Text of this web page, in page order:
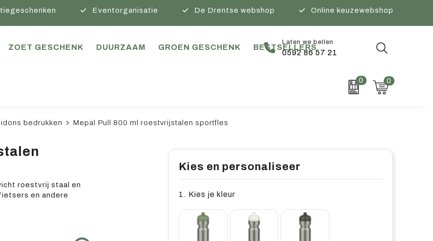
Eventorganisatie De Drentse webshop
Online keuzewebshop
ZOET GESCHENK DUURZAAM GROEN GESCHENK BESTSELLERS
Laten we bellen
0592 86 57 21
0 0
bedrukken Mepal Pull 800 ml roestvrijstalen sportfles
roestvrij staal en
en andere
Kies en personaliseer
1. Kies je kleur